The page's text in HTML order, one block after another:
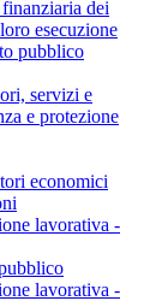
dei
esecuzione
pubblico
servizi e
e protezione
economici
lavorativa -
lavorativa -